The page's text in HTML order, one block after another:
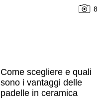
8
Come scegliere e quali
sono i vantaggi delle
padelle in ceramica